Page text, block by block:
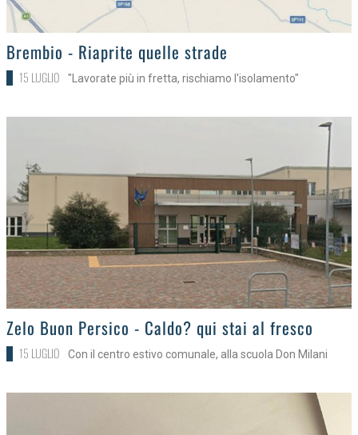
>
Brembio - Riaprite quelle strade
15 LUGLIO "Lavorate più in fretta, rischiamo l'isolamento"
>
Zelo Buon Persico - Caldo? qui stai al fresco
15 LUGLIO Con il centro estivo comunale, alla scuola Don Milani